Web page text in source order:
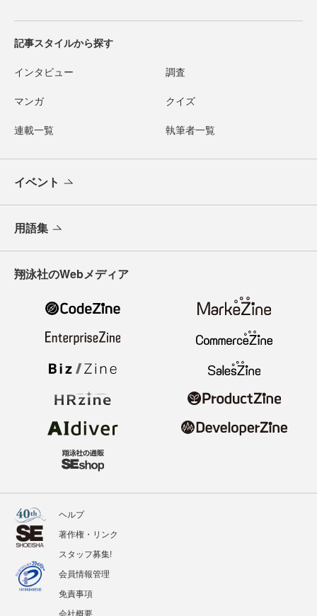
記事スタイルから探す
インタビュー 調査
マンガ クイズ
連載一覧 執筆者一覧
イベント
用語集
翔泳社のWebメディア
ヘルプ
著作権・リンク
スタッフ募集!
会員情報管理
免責事項
会社概要